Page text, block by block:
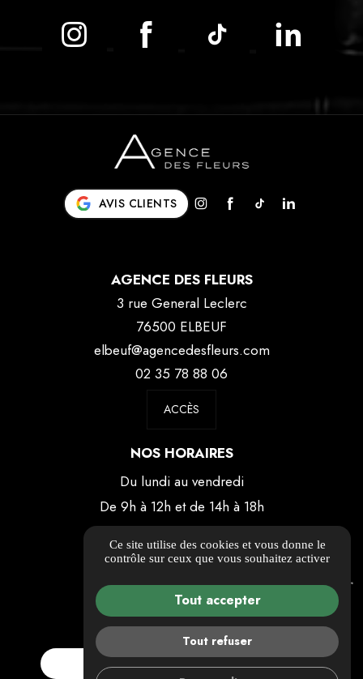
ESTIMATION GRATUITE
AVIS CLIENTS
AGENCE DES FLEURS
3 rue General Leclerc
76500 ELBEUF
elbeuf@agencedesfleurs.com
02 35 78 88 06
ACCÈS
NOS HORAIRES
Du lundi au vendredi
De 9h à 12h et de 14h à 18h
Le samedi
Sur rendez-vous au 0618463963
Ce site utilise des cookies et vous donne le
contrôle sur ceux que vous souhaitez activer
Tout accepter
Tout refuser